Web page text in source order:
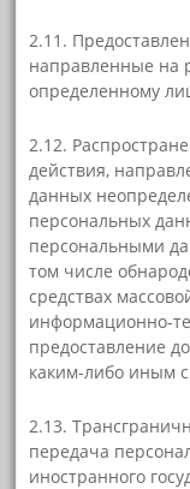
2.11.
направленные на
определенному
2.12.
действия,
данных
персональных
персональными
том числе
средствах
информационно-
предоставление
каким-либо иным
2.13.
передача
иностранного